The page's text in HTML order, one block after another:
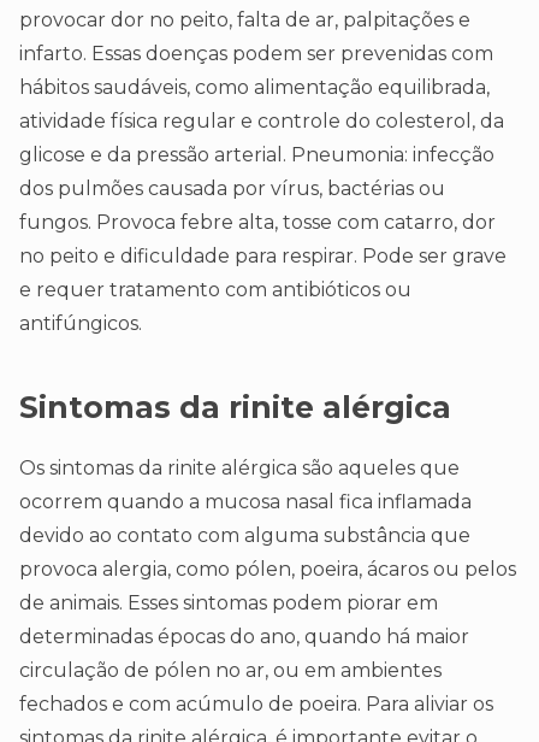
provocar dor no peito, falta de ar, palpitações e
infarto. Essas doenças podem ser prevenidas com
hábitos saudáveis, como alimentação equilibrada,
atividade física regular e controle do colesterol, da
glicose e da pressão arterial. Pneumonia: infecção
dos pulmões causada por vírus, bactérias ou
fungos. Provoca febre alta, tosse com catarro, dor
no peito e dificuldade para respirar. Pode ser grave
e requer tratamento com antibióticos ou
antifúngicos.
Sintomas da rinite alérgica
Os sintomas da rinite alérgica são aqueles que
ocorrem quando a mucosa nasal fica inflamada
devido ao contato com alguma substância que
provoca alergia, como pólen, poeira, ácaros ou pelos
de animais. Esses sintomas podem piorar em
determinadas épocas do ano, quando há maior
circulação de pólen no ar, ou em ambientes
fechados e com acúmulo de poeira. Para aliviar os